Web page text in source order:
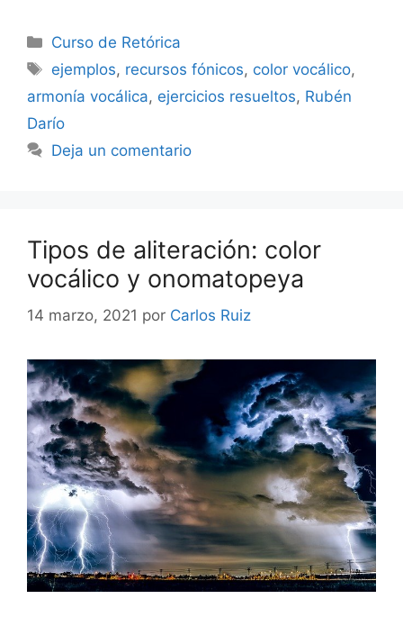
Categorías
Curso de Retórica
Etiquetas
ejemplos, recursos fónicos, color vocálico,
armonía vocálica, ejercicios resueltos, Rubén
Darío
Deja un comentario
Tipos de aliteración: color
vocálico y onomatopeya
14 marzo, 2021 por Carlos Ruiz